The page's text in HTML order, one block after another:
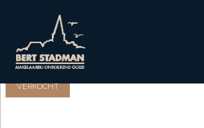
VERKOCHT